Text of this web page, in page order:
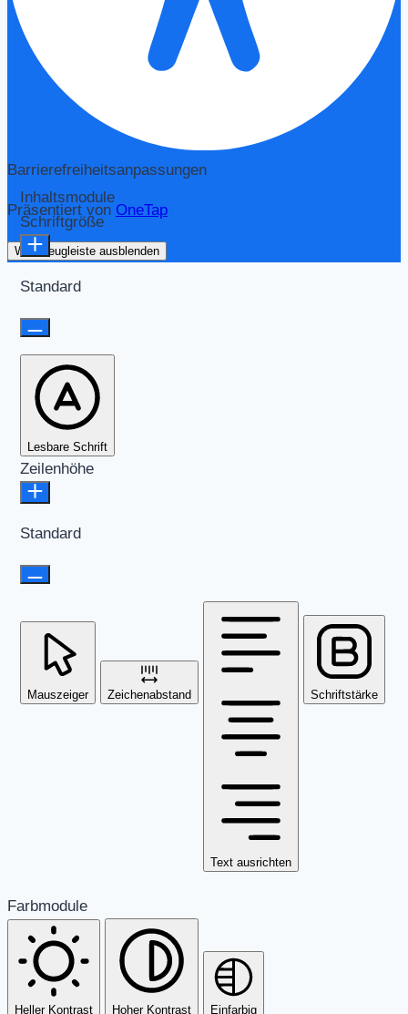
Barrierefreiheitsanpassungen
Präsentiert von OneTap
Werkzeugleiste ausblenden
Inhaltsmodule
Schriftgröße
Standard
Lesbare Schrift
Zeilenhöhe
Standard
Mauszeiger Zeichenabstand
Text ausrichten
Schriftstärke
Farbmodule
Heller Kontrast Hoher Kontrast Einfarbig